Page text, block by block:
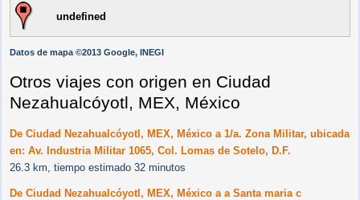
undefined
Datos de mapa ©2013 Google, INEGI
Otros viajes con origen en Ciudad
Nezahualcóyotl, MEX, México
De Ciudad Nezahualcóyotl, MEX, México a 1/a. Zona Militar, ubicada
en: Av. Industria Militar 1065, Col. Lomas de Sotelo, D.F.
26.3 km, tiempo estimado 32 minutos
De Ciudad Nezahualcóyotl, MEX, México a a Santa maria c